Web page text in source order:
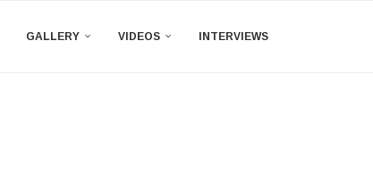
GALLERY VIDEOS INTERVIEWS